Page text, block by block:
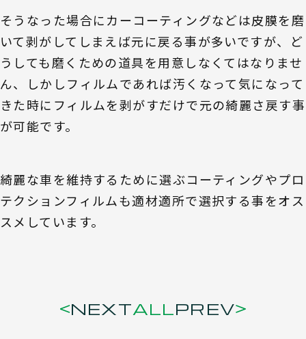
そうなった場合にカーコーティングなどは皮膜を磨
いて剥がしてしまえば元に戻る事が多いですが、ど
うしても磨くための道具を用意しなくてはなりませ
ん、しかしフィルムであれば汚くなって気になって
きた時にフィルムを剥がすだけで元の綺麗さ戻す事
が可能です。
綺麗な車を維持するために選ぶコーティングやプロ
テクションフィルムも適材適所で選択する事をオス
スメしています。
NEXTALLPREV